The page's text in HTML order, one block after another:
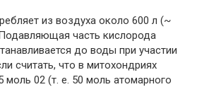
из воздуха около 600 л (~
часть кислорода
до воды при участии
считать, что в митохондриях
моль 02 (т. е. 50 моль атомарного